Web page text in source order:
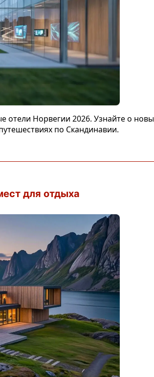
Норвегии 2026. Узнайте о
по Скандинавии.
для отдыха